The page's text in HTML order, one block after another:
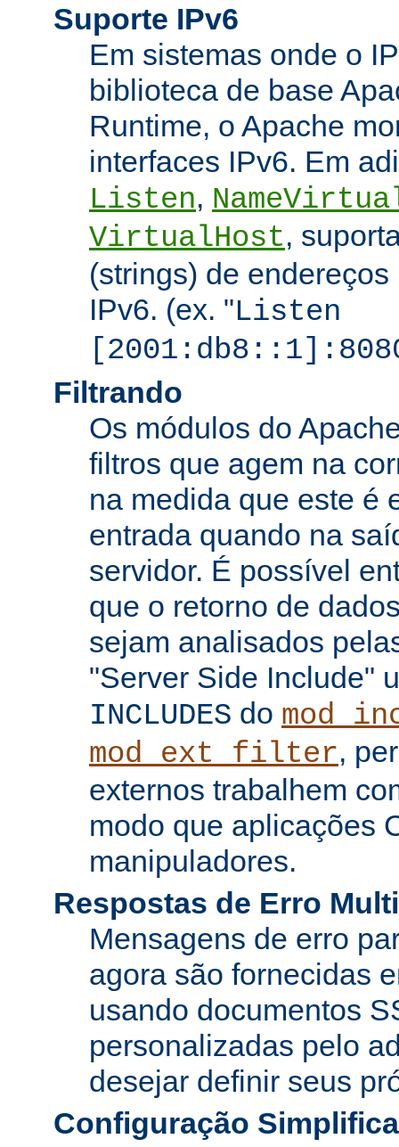
Suporte IPv6
Em sistemas onde o
biblioteca de base
Runtime, o Apache
interfaces IPv6. Em
Listen,
VirtualHost,
(strings) de
IPv6. (ex. "Listen
Filtrando
Os módulos do
filtros que agem na
na medida que este é
entrada quando na
servidor. É possível
que o retorno de
sejam analisados
"Server Side Include"
INCLUDES do
mod_ext_filter,
externos trabalhem
modo que aplicações
manipuladores.
Respostas de Erro
Mensagens de erro
agora são fornecidas
usando documentos
personalizadas pelo
desejar definir seus
Configuração